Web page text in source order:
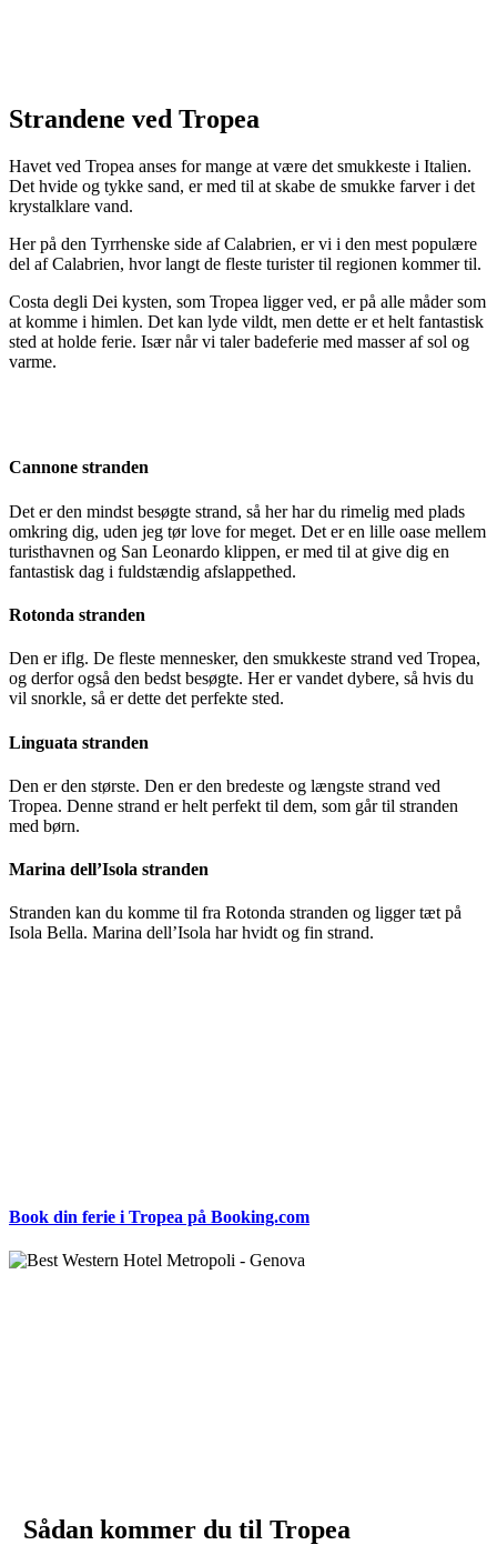
Strandene ved Tropea
Havet ved Tropea anses for mange at være det smukkeste i Italien.
Det hvide og tykke sand, er med til at skabe de smukke farver i det
krystalklare vand.
Her på den Tyrrhenske side af Calabrien, er vi i den mest populære
del af Calabrien, hvor langt de fleste turister til regionen kommer til.
Costa degli Dei kysten, som Tropea ligger ved, er på alle måder som
at komme i himlen. Det kan lyde vildt, men dette er et helt fantastisk
sted at holde ferie. Især når vi taler badeferie med masser af sol og
varme.
Cannone stranden
Det er den mindst besøgte strand, så her har du rimelig med plads
omkring dig, uden jeg tør love for meget. Det er en lille oase mellem
turisthavnen og San Leonardo klippen, er med til at give dig en
fantastisk dag i fuldstændig afslappethed.
Rotonda stranden
Den er iflg. De fleste mennesker, den smukkeste strand ved Tropea,
og derfor også den bedst besøgte. Her er vandet dybere, så hvis du
vil snorkle, så er dette det perfekte sted.
Linguata stranden
Den er den største. Den er den bredeste og længste strand ved
Tropea. Denne strand er helt perfekt til dem, som går til stranden
med børn.
Marina dell’Isola stranden
Stranden kan du komme til fra Rotonda stranden og ligger tæt på
Isola Bella. Marina dell’Isola har hvidt og fin strand.
Book din ferie i Tropea på Booking.com
Sådan kommer du til Tropea